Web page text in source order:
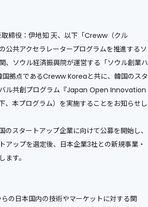
締役：伊地知 天、以下「Creww（クル
公共アクセラレータープログラムを推進するソ
、ソウル経済振興院が運営する「ソウル創業ハ
国拠点であるCreww Koreaと共に、韓国のスタ
ル共創プログラム『Japan Open Innovation
本プログラム）を実施することをお知らせし
のスタートアップ企業に向けて公募を開始し、
アップを選定後、日本企業3社との新規事業・
ます。
の日本国内の技術やマーケットに対する関